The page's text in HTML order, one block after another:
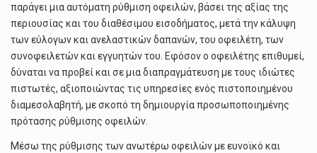
παράγει μια αυτόματη ρύθμιση οφειλών, βάσει της αξίας της
περιουσίας και του διαθέσιμου εισοδήματος, μετά την κάλυψη
των εύλογων και ανελαστικών δαπανών, του οφειλέτη, των
συνοφειλετών και εγγυητών του. Εφόσον ο οφειλέτης επιθυμεί,
δύναται να προβεί και σε μια διαπραγμάτευση με τους ιδιώτες
πιστωτές, αξιοποιώντας τις υπηρεσίες ενός πιστοποιημένου
διαμεσολαβητή, με σκοπό τη δημιουργία προσωποποιημένης
πρότασης ρύθμισης οφειλών.
Μέσω της ρύθμισης των ανωτέρω οφειλών με ευνοϊκό και